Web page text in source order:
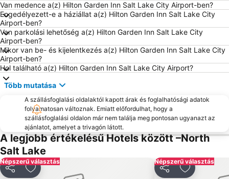
Van medence a(z) Hilton Garden Inn Salt Lake City Airport-ben?
Engedélyezett-e a háziállat a(z) Hilton Garden Inn Salt Lake City
Airport-ben?
Van parkolási lehetőség a(z) Hilton Garden Inn Salt Lake City
Airport-ben?
Mikor van be- és kijelentkezés a(z) Hilton Garden Inn Salt Lake City
Airport-ben?
Hol található a(z) Hilton Garden Inn Salt Lake City Airport?
Több mutatása
A szállásfoglalási oldalaktól kapott árak és foglalhatósági adatok
folyamatosan változnak. Emiatt előfordulhat, hogy a
szállásfoglalási oldalon már nem találja meg pontosan ugyanazt az
ajánlatot, amelyet a trivagón látott.
A legjobb értékelésű Hotels között –North
Salt Lake
Népszerű választás
MegosztásHozzáadás a kedvencekhez
Népszerű választás
Megosztás